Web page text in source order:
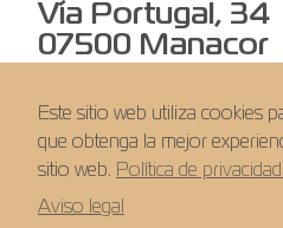
Vía Portugal, 34
07500 Manacor
Novedades
Sobre nosotros
Trabaja con
Este sitio web utiliza cookies
que obtenga la mejor
sitio web. Política de
Aviso legal